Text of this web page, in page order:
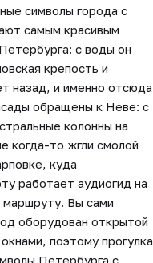
символы города с
самым красивым
с воды он
крепость и
назад, и именно отсюда
обращены к Неве: с
колонны на
когда-то жгли смолой
куда
работает аудиогид на
маршруту. Вы сами
оборудован открытой
поэтому прогулка